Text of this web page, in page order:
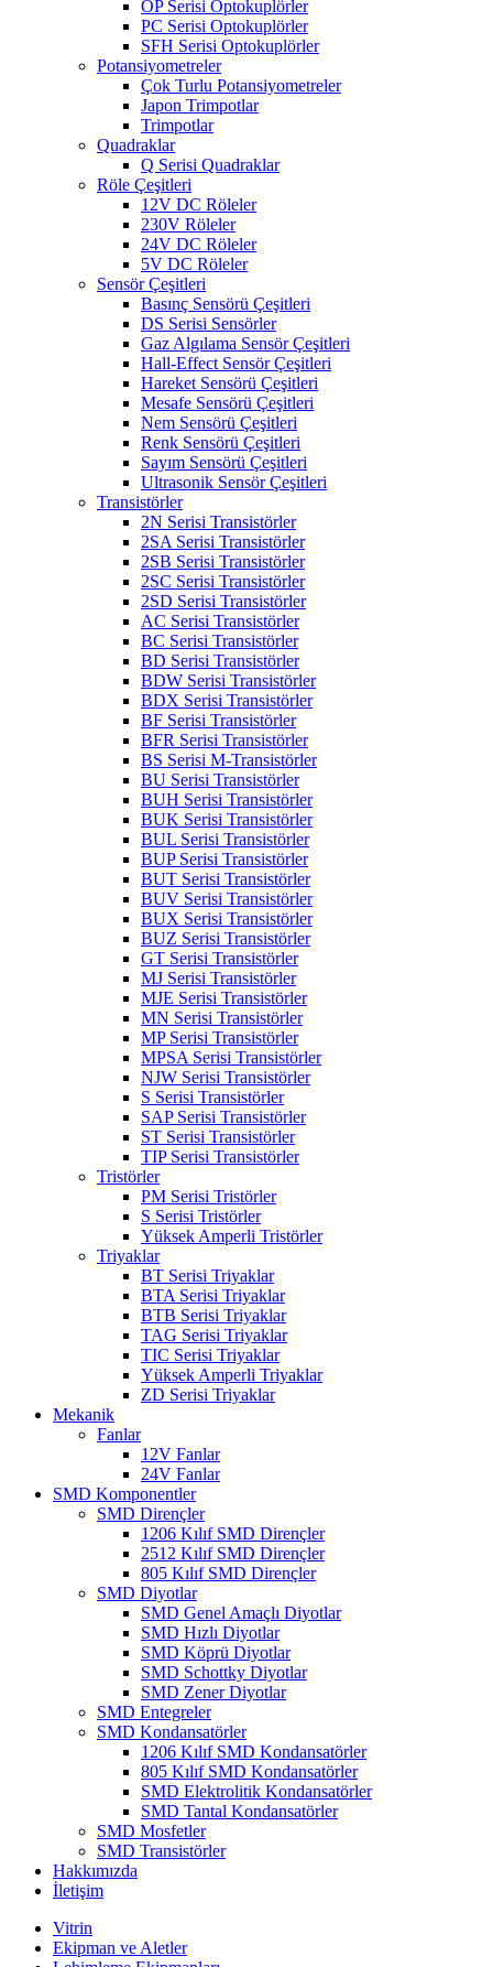
OP Serisi Optokuplörler
PC Serisi Optokuplörler
SFH Serisi Optokuplörler
Potansiyometreler
Çok Turlu Potansiyometreler
Japon Trimpotlar
Trimpotlar
Quadraklar
Q Serisi Quadraklar
Röle Çeşitleri
12V DC Röleler
230V Röleler
24V DC Röleler
5V DC Röleler
Sensör Çeşitleri
Basınç Sensörü Çeşitleri
DS Serisi Sensörler
Gaz Algılama Sensör Çeşitleri
Hall-Effect Sensör Çeşitleri
Hareket Sensörü Çeşitleri
Mesafe Sensörü Çeşitleri
Nem Sensörü Çeşitleri
Renk Sensörü Çeşitleri
Sayım Sensörü Çeşitleri
Ultrasonik Sensör Çeşitleri
Transistörler
2N Serisi Transistörler
2SA Serisi Transistörler
2SB Serisi Transistörler
2SC Serisi Transistörler
2SD Serisi Transistörler
AC Serisi Transistörler
BC Serisi Transistörler
BD Serisi Transistörler
BDW Serisi Transistörler
BDX Serisi Transistörler
BF Serisi Transistörler
BFR Serisi Transistörler
BS Serisi M-Transistörler
BU Serisi Transistörler
BUH Serisi Transistörler
BUK Serisi Transistörler
BUL Serisi Transistörler
BUP Serisi Transistörler
BUT Serisi Transistörler
BUV Serisi Transistörler
BUX Serisi Transistörler
BUZ Serisi Transistörler
GT Serisi Transistörler
MJ Serisi Transistörler
MJE Serisi Transistörler
MN Serisi Transistörler
MP Serisi Transistörler
MPSA Serisi Transistörler
NJW Serisi Transistörler
S Serisi Transistörler
SAP Serisi Transistörler
ST Serisi Transistörler
TIP Serisi Transistörler
Tristörler
PM Serisi Tristörler
S Serisi Tristörler
Yüksek Amperli Tristörler
Triyaklar
BT Serisi Triyaklar
BTA Serisi Triyaklar
BTB Serisi Triyaklar
TAG Serisi Triyaklar
TIC Serisi Triyaklar
Yüksek Amperli Triyaklar
ZD Serisi Triyaklar
Mekanik
Fanlar
12V Fanlar
24V Fanlar
SMD Komponentler
SMD Dirençler
1206 Kılıf SMD Dirençler
2512 Kılıf SMD Dirençler
805 Kılıf SMD Dirençler
SMD Diyotlar
SMD Genel Amaçlı Diyotlar
SMD Hızlı Diyotlar
SMD Köprü Diyotlar
SMD Schottky Diyotlar
SMD Zener Diyotlar
SMD Entegreler
SMD Kondansatörler
1206 Kılıf SMD Kondansatörler
805 Kılıf SMD Kondansatörler
SMD Elektrolitik Kondansatörler
SMD Tantal Kondansatörler
SMD Mosfetler
SMD Transistörler
Hakkımızda
İletişim
Vitrin
Ekipman ve Aletler